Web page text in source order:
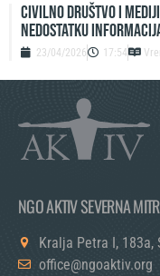
Civilno društvo i
nedostatku
23/04/2026 17:54
NGO AKTIV SEVERNA
Kralja Petra I, 183a,
office@ngoaktiv.org